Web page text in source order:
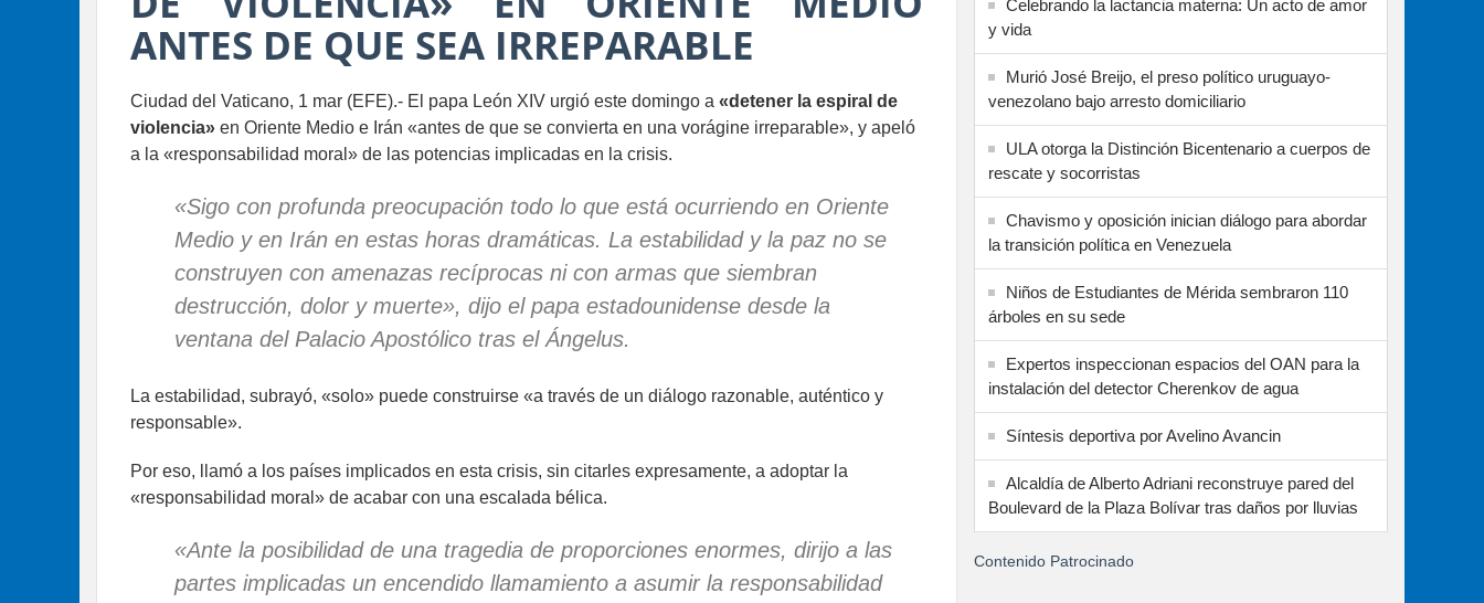
ANTES DE QUE SEA IRREPARABLE
Ciudad del Vaticano, 1 mar (EFE).- El papa León XIV urgió este domingo a «detener la espiral de
violencia» en Oriente Medio e Irán «antes de que se convierta en una vorágine irreparable», y apeló
a la «responsabilidad moral» de las potencias implicadas en la crisis.
«Sigo con profunda preocupación todo lo que está ocurriendo en Oriente
Medio y en Irán en estas horas dramáticas. La estabilidad y la paz no se
construyen con amenazas recíprocas ni con armas que siembran
destrucción, dolor y muerte», dijo el papa estadounidense desde la
ventana del Palacio Apostólico tras el Ángelus.
La estabilidad, subrayó, «solo» puede construirse «a través de un diálogo razonable, auténtico y
responsable».
Por eso, llamó a los países implicados en esta crisis, sin citarles expresamente, a adoptar la
«responsabilidad moral» de acabar con una escalada bélica.
«Ante la posibilidad de una tragedia de proporciones enormes, dirijo a las
partes implicadas un encendido llamamiento a asumir la responsabilidad
Celebrando la lactancia materna: Un acto de amor
y vida
Murió José Breijo, el preso político uruguayo-
venezolano bajo arresto domiciliario
ULA otorga la Distinción Bicentenario a cuerpos de
rescate y socorristas
Chavismo y oposición inician diálogo para abordar
la transición política en Venezuela
Niños de Estudiantes de Mérida sembraron 110
árboles en su sede
Expertos inspeccionan espacios del OAN para la
instalación del detector Cherenkov de agua
Síntesis deportiva por Avelino Avancin
Alcaldía de Alberto Adriani reconstruye pared del
Boulevard de la Plaza Bolívar tras daños por lluvias
Contenido Patrocinado